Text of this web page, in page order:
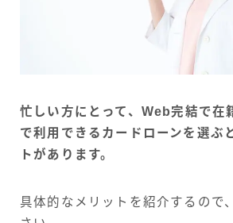
忙しい方にとって、Web完結で在
で利用できるカードローンを選ぶ
トがあります。
具体的なメリットを紹介するので